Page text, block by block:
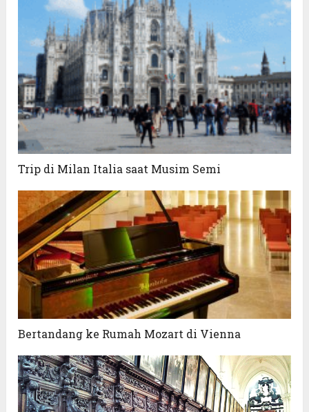
Trip di Milan Italia saat Musim Semi
Bertandang ke Rumah Mozart di Vienna